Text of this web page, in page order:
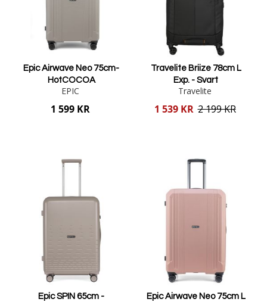
Epic Airwave Neo 75cm-
HotCOCOA
EPIC
1 599 KR
Travelite Briize 78cm L
Exp. - Svart
Travelite
Reducerat
1 539 KR 2 199 KR
Epic SPIN 65cm -
Epic Airwave Neo 75cm L